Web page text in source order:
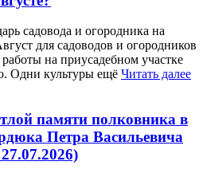
садовода и огородника на
для садоводов и огородников
на приусадебном участке
Одни культуры ещё Читать далее
памяти полковника в
Петра Васильевича